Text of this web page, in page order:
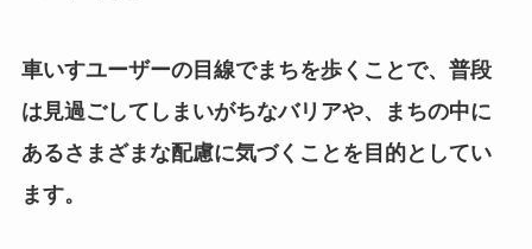
車いすユーザーの目線でまちを歩くことで、普段
は見過ごしてしまいがちなバリアや、まちの中に
あるさまざまな配慮に気づくことを目的としてい
ます。